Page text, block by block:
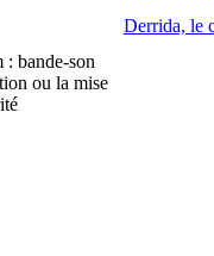
bande-son
ou la mise
Derrida, le